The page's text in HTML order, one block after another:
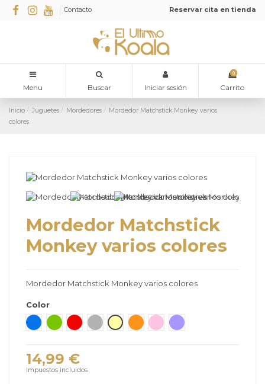
Contacto Reservar cita en tienda
Menu Buscar Iniciar sesión
0
Carrito
Inicio Juguetes Mordedores
Mordedor Matchstick Monkey varios
colores
Mordedor Matchstick
Monkey varios colores
Mordedor Matchstick Monkey varios colores
Color
Azul
Verde Rojo Gris AmarilloNaranjaRosa Violeta
14,99 €
Impuestos incluidos